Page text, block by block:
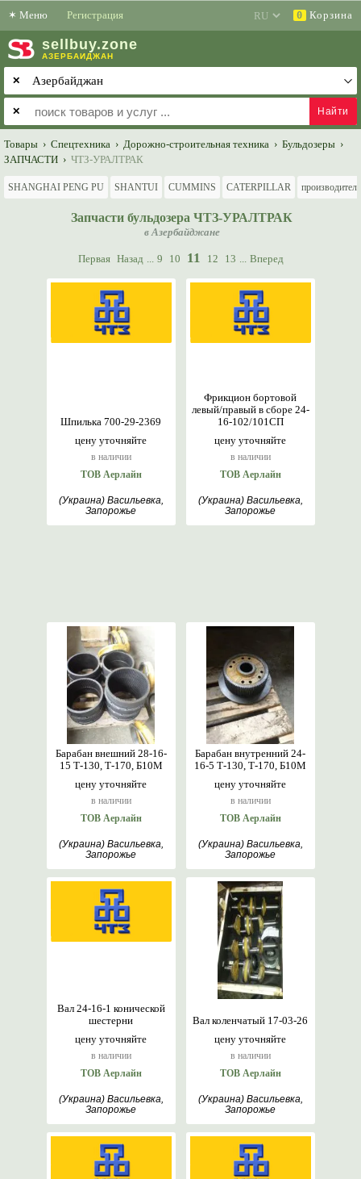
✶ Меню Регистрация 0 Корзина
sell buy.zone
АЗЕРБАЙДЖАН
✕
✕
Товары › Спецтехника › Дорожно-строительная техника › Бульдозеры ›
ЗАПЧАСТИ › ЧТЗ-УРАЛТРАК
SHANGHAI PENG PU SHANTUI CUMMINS CATERPILLAR производителя
Запчасти бульдозера ЧТЗ-УРАЛТРАК
в Азербайджане
Первая Назад ... 9 10 11 12 13 ... Вперед
цену уточняйте
в наличии
Шпилька 700-29-2369
ТОВ Аерлайн
(Украина) Васильевка,
Запорожье
цену уточняйте
в наличии
Фрикцион бортовой
левый/правый в сборе 24-
16-102/101СП
ТОВ Аерлайн
(Украина) Васильевка,
Запорожье
цену уточняйте
в наличии
Барабан внешний 28-16-
15 Т-130, Т-170, Б10М
ТОВ Аерлайн
(Украина) Васильевка,
Запорожье
цену уточняйте
в наличии
Барабан внутренний 24-
16-5 Т-130, Т-170, Б10М
ТОВ Аерлайн
(Украина) Васильевка,
Запорожье
цену уточняйте
в наличии
Вал 24-16-1 конической
шестерни
ТОВ Аерлайн
(Украина) Васильевка,
Запорожье
цену уточняйте
в наличии
Вал коленчатый 17-03-26
ТОВ Аерлайн
(Украина) Васильевка,
Запорожье